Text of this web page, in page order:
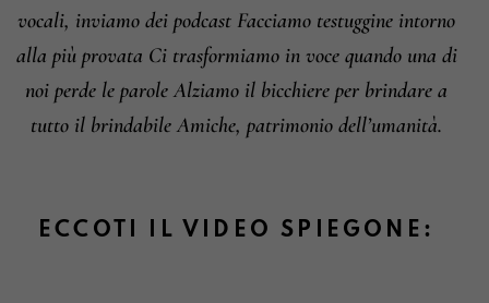
vocali, inviamo dei podcast Facciamo testuggine intorno
alla più provata Ci trasformiamo in voce quando una di
noi perde le parole Alziamo il bicchiere per brindare a
tutto il brindabile Amiche, patrimonio dell’umanità.
ECCOTI IL VIDEO SPIEGONE: